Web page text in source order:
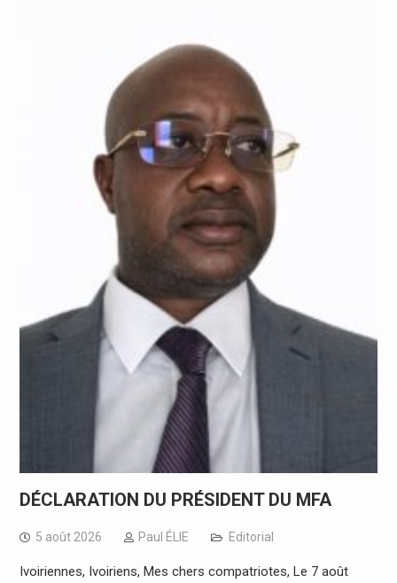
DÉCLARATION DU PRÉSIDENT DU MFA
5 août 2026 Paul ÉLIE Editorial
Ivoiriennes, Ivoiriens, Mes chers compatriotes, Le 7 août